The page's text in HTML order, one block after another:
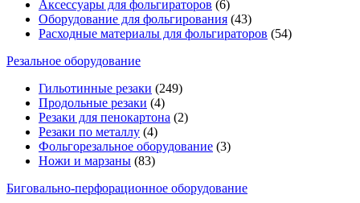
Аксессуары для фольгираторов (6)
Оборудование для фольгирования (43)
Расходные материалы для фольгираторов (54)
Резальное оборудование
Гильотинные резаки (249)
Продольные резаки (4)
Резаки для пенокартона (2)
Резаки по металлу (4)
Фольгорезальное оборудование (3)
Ножи и марзаны (83)
Биговально-перфорационное оборудование